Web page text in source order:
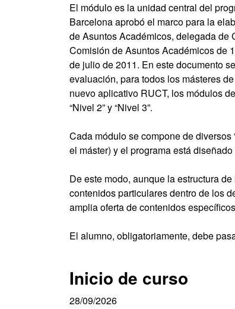
El módulo es la unidad central del
Barcelona aprobó el marco para la
de Asuntos Académicos, delegada de
Comisión de Asuntos Académicos de
de julio de 2011. En este documento
evaluación, para todos los másteres
nuevo aplicativo RUCT, los módulos
“Nivel 2” y “Nivel 3”.
Cada módulo se compone de
el máster) y el programa está
De este modo, aunque la estructura
contenidos particulares dentro de los
amplia oferta de contenidos
El alumno, obligatoriamente, debe
Inicio de curso
28/09/2026